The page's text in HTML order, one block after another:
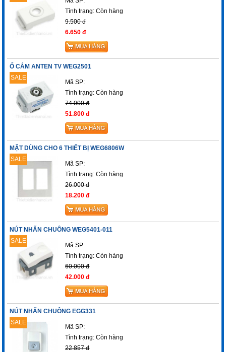
Tình trạng:Còn hàng
9.500 đ
6.650 đ
Ổ CẮM ANTEN TV WEG2501
SALE
Mã SP:
Tình trạng:Còn hàng
74.000 đ
51.800 đ
MẶT DÙNG CHO 6 THIẾT BỊ WEG6806W
SALE
Mã SP:
Tình trạng:Còn hàng
26.000 đ
18.200 đ
NÚT NHẤN CHUÔNG WEG5401-011
SALE
Mã SP:
Tình trạng:Còn hàng
60.000 đ
42.000 đ
NÚT NHẤN CHUÔNG EGG331
SALE
Mã SP:
Tình trạng:Còn hàng
22.857 đ